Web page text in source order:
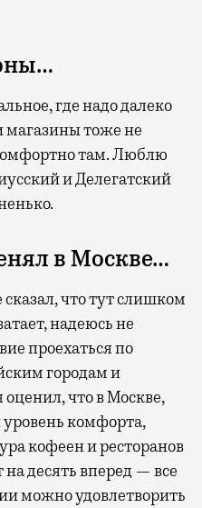
где надо далеко
магазины тоже не
там. Люблю
и Делегатский
в Москве…
что тут слишком
надеюсь не
проехаться по
городам и
что в Москве,
уровень комфорта,
кофеен и ресторанов
десять вперед — все
можно удовлетворить